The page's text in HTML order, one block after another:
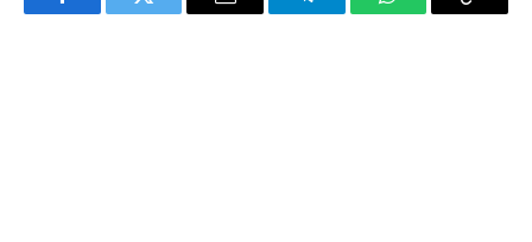
FacebookTwitter Email TelegramWhatsAppCopy